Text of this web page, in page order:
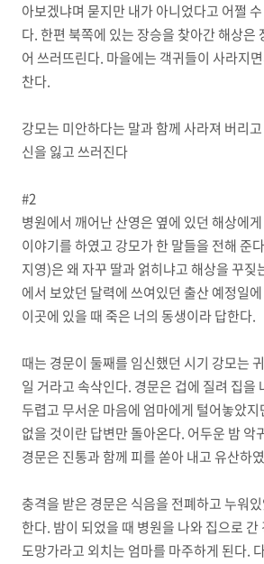
아보겠냐며 묻지만 내가 아니었다고 어쩔
다. 한편 북쪽에 있는 장승을 찾아간 해상은
어 쓰러뜨린다. 마을에는 객귀들이 사라지
찬다.
강모는 미안하다는 말과 함께 사라져 버리
신을 잃고 쓰러진다
#2
병원에서 깨어난 산영은 옆에 있던 해상에
이야기를 하였고 강모가 한 말들을 전해 준
지영)은 왜 자꾸 딸과 얽히냐고 해상을 꾸짖
에서 보았던 달력에 쓰여있던 출산 예정일
이곳에 있을 때 죽은 너의 동생이라 답한다.
때는 경문이 둘째를 임신했던 시기 강모는
일 거라고 속삭인다. 경문은 겁에 질려 집을
두렵고 무서운 마음에 엄마에게 털어놓았지
없을 것이란 답변만 돌아온다. 어두운 밤 악
경문은 진통과 함께 피를 쏟아 내고 유산하
충격을 받은 경문은 식음을 전폐하고 누워
한다. 밤이 되었을 때 병원을 나와 집으로 간
도망가라고 외치는 엄마를 마주하게 된다.